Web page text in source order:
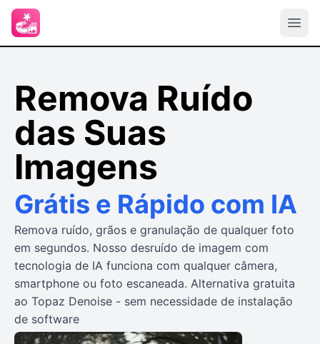
Remova Ruído
das Suas
Imagens
Grátis e Rápido com IA
Remova ruído, grãos e granulação de qualquer foto
em segundos. Nosso desruído de imagem com
tecnologia de IA funciona com qualquer câmera,
smartphone ou foto escaneada. Alternativa gratuita
ao Topaz Denoise - sem necessidade de instalação
de software